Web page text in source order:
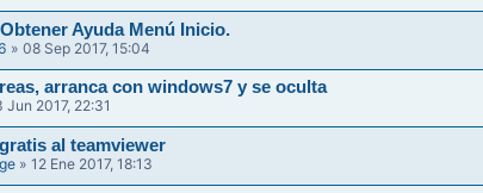
Ayuda Menú Inicio.
» 08 Sep 2017, 15:04
arranca con windows7 y se oculta
Jun 2017, 22:31
al teamviewer
» 12 Ene 2017, 18:13